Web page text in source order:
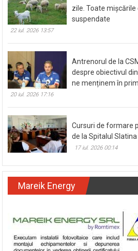
zile. Toate
suspendate
22 iul. 2026 13:57
Antrenorul de la
despre obiectivul
ne menținem în
20 iul. 2026 17:16
Cursuri de formare
de la Spitalul Slatina
17 iul. 2026 00:14
Mareik Energy